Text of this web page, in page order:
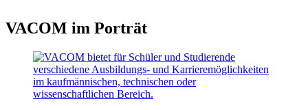
VACOM im Porträt